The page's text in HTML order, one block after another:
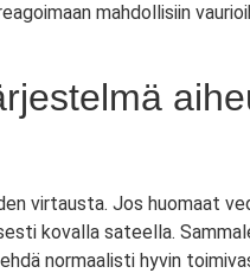
mahdollisiin
virtausta. Jos huomaat
kovalla sateella.
normaalisti hyvin